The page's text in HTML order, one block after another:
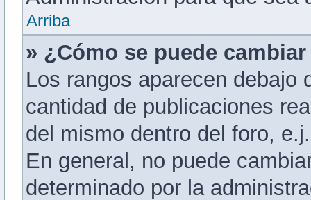
Arriba
» ¿Cómo se puede
Los rangos aparecen debajo
cantidad de publicaciones
del mismo dentro del foro,
En general, no puede
determinado por la